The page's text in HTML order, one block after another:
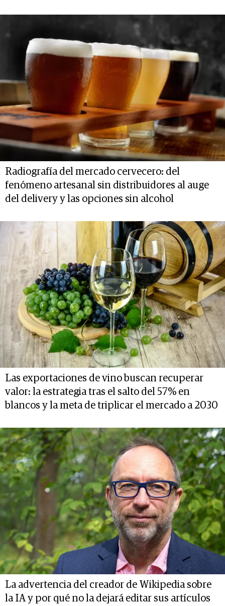
Radiografía del mercado cervecero: del
fenómeno artesanal sin distribuidores al auge
del delivery y las opciones sin alcohol
Las exportaciones de vino buscan recuperar
valor: la estrategia tras el salto del 57% en
blancos y la meta de triplicar el mercado a 2030
La advertencia del creador de Wikipedia sobre
la IA y por qué no la dejará editar sus artículos